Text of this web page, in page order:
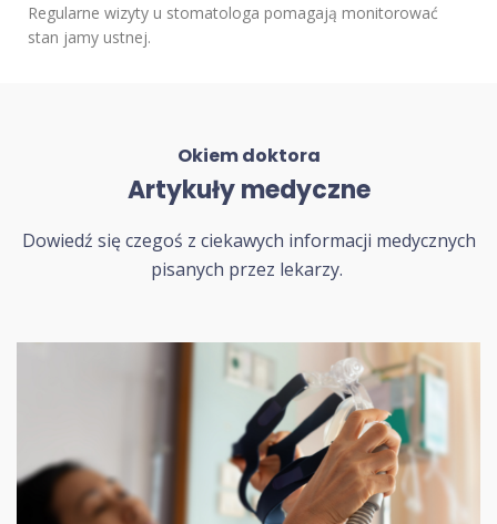
Regularne wizyty u stomatologa pomagają monitorować
stan jamy ustnej.
Okiem doktora
Artykuły medyczne
Dowiedź się czegoś z ciekawych informacji medycznych
pisanych przez lekarzy.